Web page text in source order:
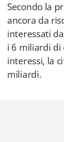
Secondo la
ancora da
interessati
i 6 miliardi di
interessi, la
miliardi.